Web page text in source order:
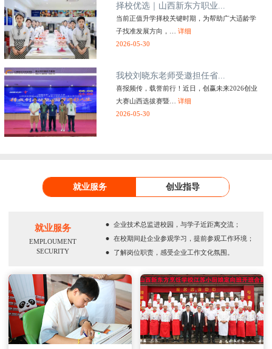
择校优选｜山西新东方职业...
当前正值升学择校关键时期，为帮助广大适龄学
子找准发展方向，…详细
2026-05-30
我校刘晓东老师受邀担任省...
喜报频传，载誉前行！近日，创赢未来2026创业
大赛山西选拔赛暨…详细
2026-05-30
就业服务 创业指导
就业服务
EMPLOUMENT
SECURITY
· 企业技术总监进校园，与学子近距离交流；
· 在校期间赴企业参观学习，提前参观工作环境；
· 了解岗位职责，感受企业工作文化氛围。